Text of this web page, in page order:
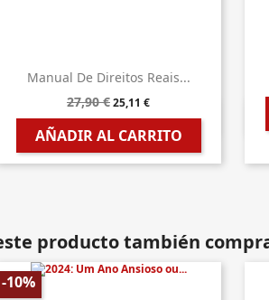
Manual De Direitos Reais...
27,90 €25,11 €
AÑADIR AL CARRITO
 Vista rápida
producto también
-10%